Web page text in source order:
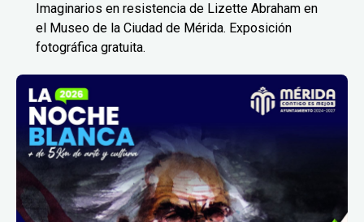
Imaginarios en resistencia de Lizette Abraham en
el Museo de la Ciudad de Mérida. Exposición
fotográfica gratuita.